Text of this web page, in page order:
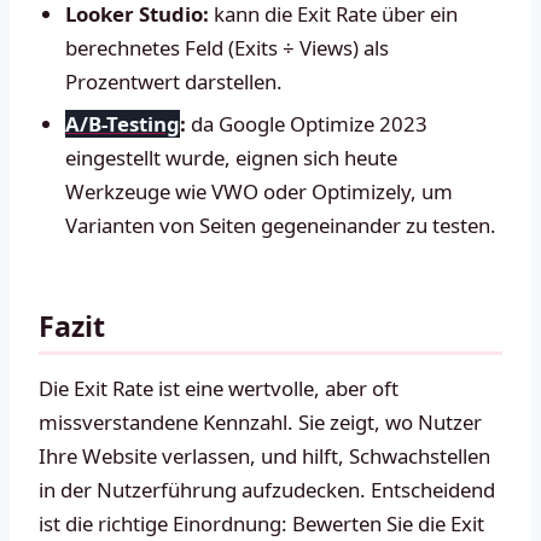
Looker Studio: kann die Exit Rate über ein
berechnetes Feld (Exits ÷ Views) als
Prozentwert darstellen.
A/B-Testing: da Google Optimize 2023
eingestellt wurde, eignen sich heute
Werkzeuge wie VWO oder Optimizely, um
Varianten von Seiten gegeneinander zu testen.
Fazit
Die Exit Rate ist eine wertvolle, aber oft
missverstandene Kennzahl. Sie zeigt, wo Nutzer
Ihre Website verlassen, und hilft, Schwachstellen
in der Nutzerführung aufzudecken. Entscheidend
ist die richtige Einordnung: Bewerten Sie die Exit